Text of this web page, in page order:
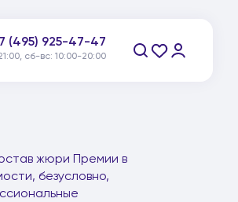
(495) 925-47-47
сб-вс: 10:00-20:00
жюри Премии в
безусловно,